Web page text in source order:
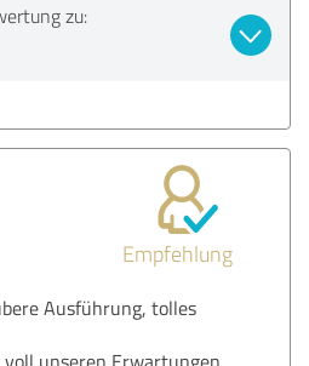
zu:
Empfehlung
Ausführung, tolles